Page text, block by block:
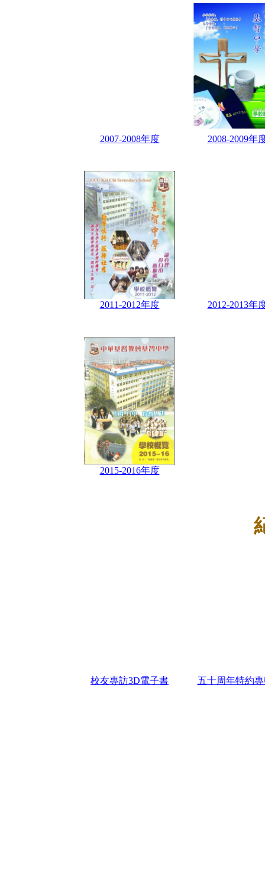
2007-2008年度 2008-2009年
2011-2012年度 2012-2013年
2015-2016年度
校友專訪3D電子書 五十周年特約